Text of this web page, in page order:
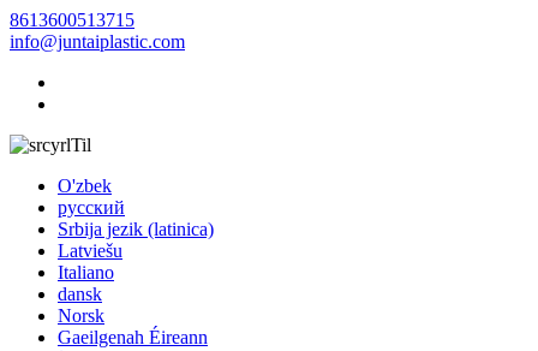
8613600513715
info@juntaiplastic.com
Til
O'zbek
русский
Srbija jezik (latinica)
Latviešu
Italiano
dansk
Norsk
Gaeilgenah Éireann